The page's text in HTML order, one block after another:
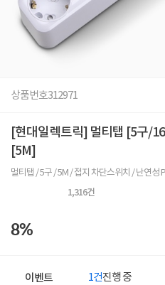
상품번호312971
[현대일렉트릭] 멀티탭 [5구/
[5M]
멀티탭 / 5구 / 5M / 접지 차단스위치 / 난연성
1,316건
8%
이벤트 1건진행 중